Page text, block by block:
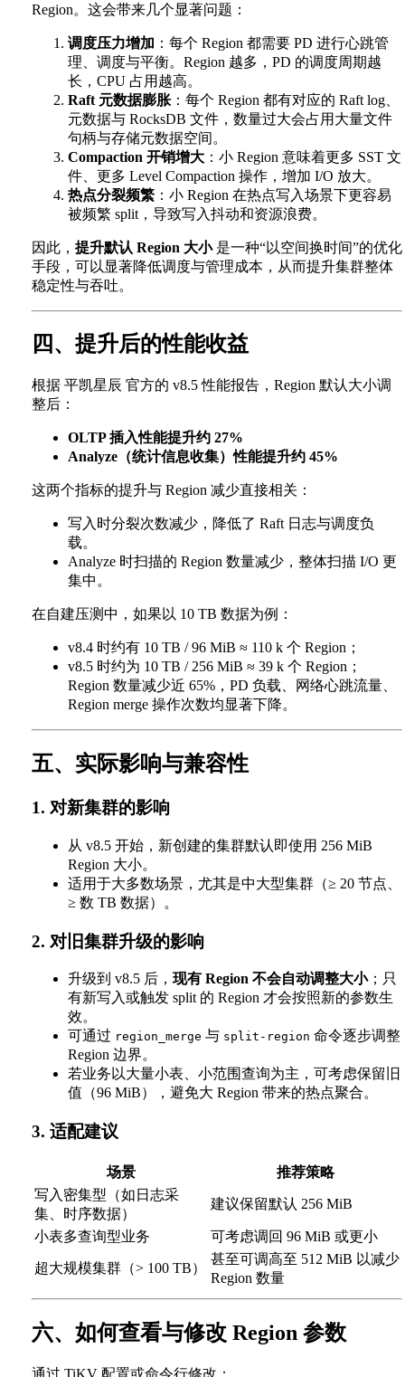
Region。这会带来几个显著问题：
调度压力增加 ：每个 Region 都需要 PD 进行心跳管
理、调度与平衡。Region 越多，PD 的调度周期越
长，CPU 占用越高。
Raft 元数据膨胀：每个 Region 都有对应的 Raft log、
元数据与 RocksDB 文件，数量过大会占用大量文件
句柄与存储元数据空间。
Compaction 开销增大 ：小 Region 意味着更多 SST 文
件、更多 Level Compaction 操作，增加 I/O 放大。
热点分裂频繁 ：小 Region 在热点写入场景下更容易
被频繁 split，导致写入抖动和资源浪费。
因此， 提升默认 Region 大小是一种“以空间换时间”的优化
手段，可以显著降低调度与管理成本，从而提升集群整体
稳定性与吞吐。
四、提升后的性能收益
根据 平凯星辰 官方的 v8.5 性能报告，Region 默认大小调
整后：
OLTP 插入性能提升约 27%
Analyze（统计信息收集）性能提升约 45%
这两个指标的提升与 Region 减少直接相关：
写入时分裂次数减少，降低了 Raft 日志与调度负
载。
Analyze 时扫描的 Region 数量减少，整体扫描 I/O 更
集中。
在自建压测中，如果以 10 TB 数据为例：
v8.4 时约有 10 TB / 96 MiB ≈ 110 k 个 Region；
v8.5 时约为 10 TB / 256 MiB ≈ 39 k 个 Region；
Region 数量减少近 65%，PD 负载、网络心跳流量、
Region merge 操作次数均显著下降。
五、实际影响与兼容性
1. 对新集群的影响
从 v8.5 开始，新创建的集群默认即使用 256 MiB
Region 大小。
适用于大多数场景，尤其是中大型集群（≥ 20 节点、
≥ 数 TB 数据）。
2. 对旧集群升级的影响
升级到 v8.5 后， 现有 Region 不会自动调整大小；只
有新写入或触发 split 的 Region 才会按照新的参数生
效。
可通过 region_merge 与 split-region 命令逐步调整
Region 边界。
若业务以大量小表、小范围查询为主，可考虑保留旧
值（96 MiB），避免大 Region 带来的热点聚合。
3. 适配建议
场景
推荐策略
写入密集型（如日志采
集、时序数据）
建议保留默认 256 MiB
小表多查询型业务 可考虑调回 96 MiB 或更小
超大规模集群（> 100 TB）
甚至可调高至 512 MiB 以减少
Region 数量
六、如何查看与修改 Region 参数
通过 TiKV 配置或命令行修改：